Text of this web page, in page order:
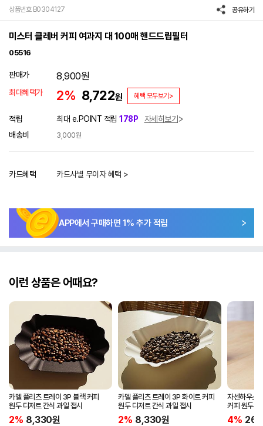
상품번호 B0304127 공유하기
미스터 클레버 커피 여과지 대 100매 핸드드립필터
05516
판매가 8,900원
최대혜택가 2% 8,722원 혜택 모두보기>
적립 최대 e.POINT 적립 178P
자세히보기
배송비
3,000원
카드혜택 카드사별 무이자 혜택 >
APP에서 구매하면 1% 추가 적립
이런 상품은 어때요?
카멜 플리츠 트레이 3P 블랙 커피
원두 디저트 간식 과일 접시
2% 8,330원
카멜 플리츠 트레이 3P 화이트 커피
원두 디저트 간식 과일 접시
2% 8,330원
자센하우스
커피 원두
4%